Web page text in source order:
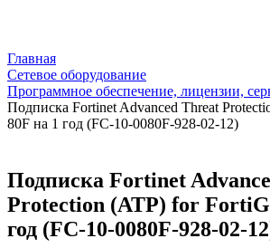
Главная
Сетевое оборудование
Программное обеспечение, лицензии,
Подписка Fortinet Advanced Threat
80F на 1 год (FC-10-0080F-928-02-12)
Подписка Fortinet
Protection (ATP) for
год (FC-10-0080F-928-02-